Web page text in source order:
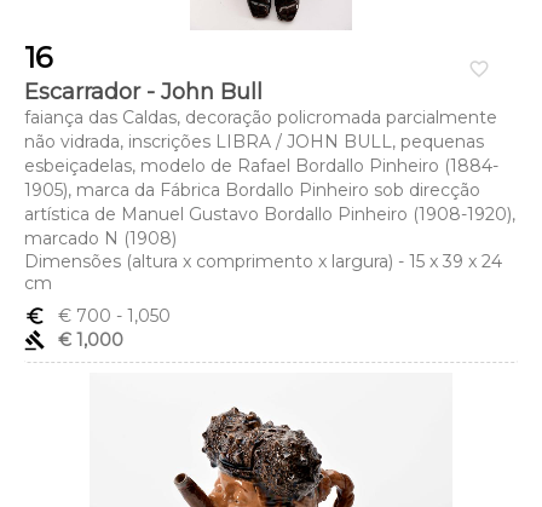
favorite_border
16
Escarrador - John Bull
faiança das Caldas, decoração policromada parcialmente
não vidrada, inscrições LIBRA / JOHN BULL, pequenas
esbeiçadelas, modelo de Rafael Bordallo Pinheiro (1884-
1905), marca da Fábrica Bordallo Pinheiro sob direcção
artística de Manuel Gustavo Bordallo Pinheiro (1908-1920),
marcado N (1908)
Dimensões (altura x comprimento x largura) - 15 x 39 x 24
cm
euro_symbol
€ 700 - 1,050
gavel
€ 1,000